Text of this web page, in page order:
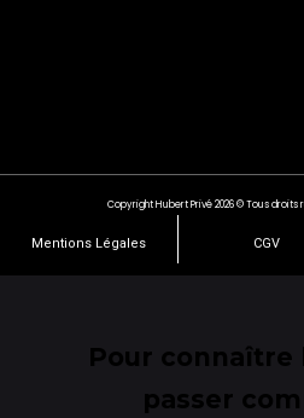
Copyright Hubert Privé 2026 © Tous droits
Mentions Légales CGV
Pour connaître
passer